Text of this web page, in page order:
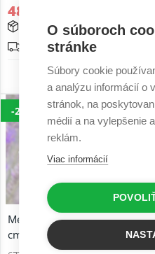
480,57 €
expedujeme do 48 hod
Doprava zadarmo
6 r. záruka
-20%
Medový matrac taštičkový 26
cm
O súboroch
stránke
Súbory cookie
a analýzu informácií o
stránok, na
médií a na vylepšenie
reklám.
Viac informácií